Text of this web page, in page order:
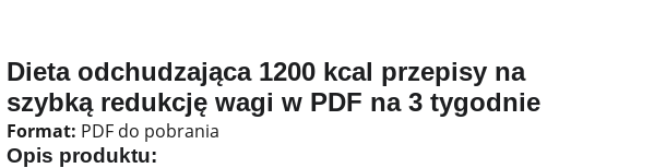
Dieta odchudzająca 1200 kcal przepisy na
szybką redukcję wagi w PDF na 3 tygodnie
Format: PDF do pobrania
Opis produktu: